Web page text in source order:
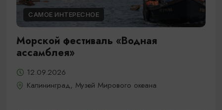
САМОЕ ИНТЕРЕСНОЕ
Морской фестиваль «Водная
ассамблея»
12.09.2026
Калининград, Музей Мирового океана